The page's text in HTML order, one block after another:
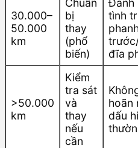
30.000–
50.000
km
Chuẩn
bị
thay
(phổ
biến)
Đánh
tình
phanh
đĩa
>50.000
km
Kiểm
tra sát
và
thay
nếu
cần
hoãn
dấu